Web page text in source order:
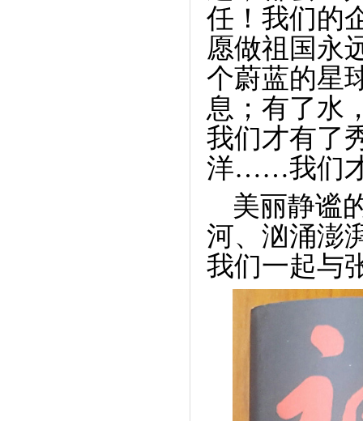
任！我们的
愿做祖国永
个蔚蓝的星
息；有了水
我们才有了
洋……我们
美丽静谧
河、汹涌澎
我们一起与